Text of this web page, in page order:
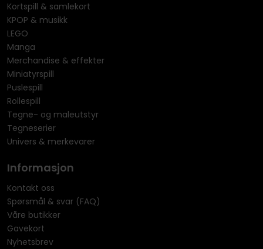
Kortspill & samlekort
KPOP & musikk
LEGO
Manga
Merchandise & effekter
Miniatyrspill
Puslespill
Rollespill
Tegne- og maleutstyr
Tegneserier
Univers & merkevarer
Informasjon
Kontakt oss
Spørsmål & svar (FAQ)
Våre butikker
Gavekort
Nyhetsbrev